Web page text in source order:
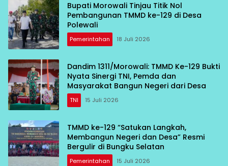
Bupati Morowali Tinjau Titik Nol
Pembangunan TMMD ke-129 di Desa
Polewali
Pemerintahan 18 Juli 2026
Dandim 1311/Morowali: TMMD Ke-129 Bukti
Nyata Sinergi TNI, Pemda dan
Masyarakat Bangun Negeri dari Desa
TNI 15 Juli 2026
TMMD ke-129 “Satukan Langkah,
Membangun Negeri dan Desa” Resmi
Bergulir di Bungku Selatan
Pemerintahan 15 Juli 2026